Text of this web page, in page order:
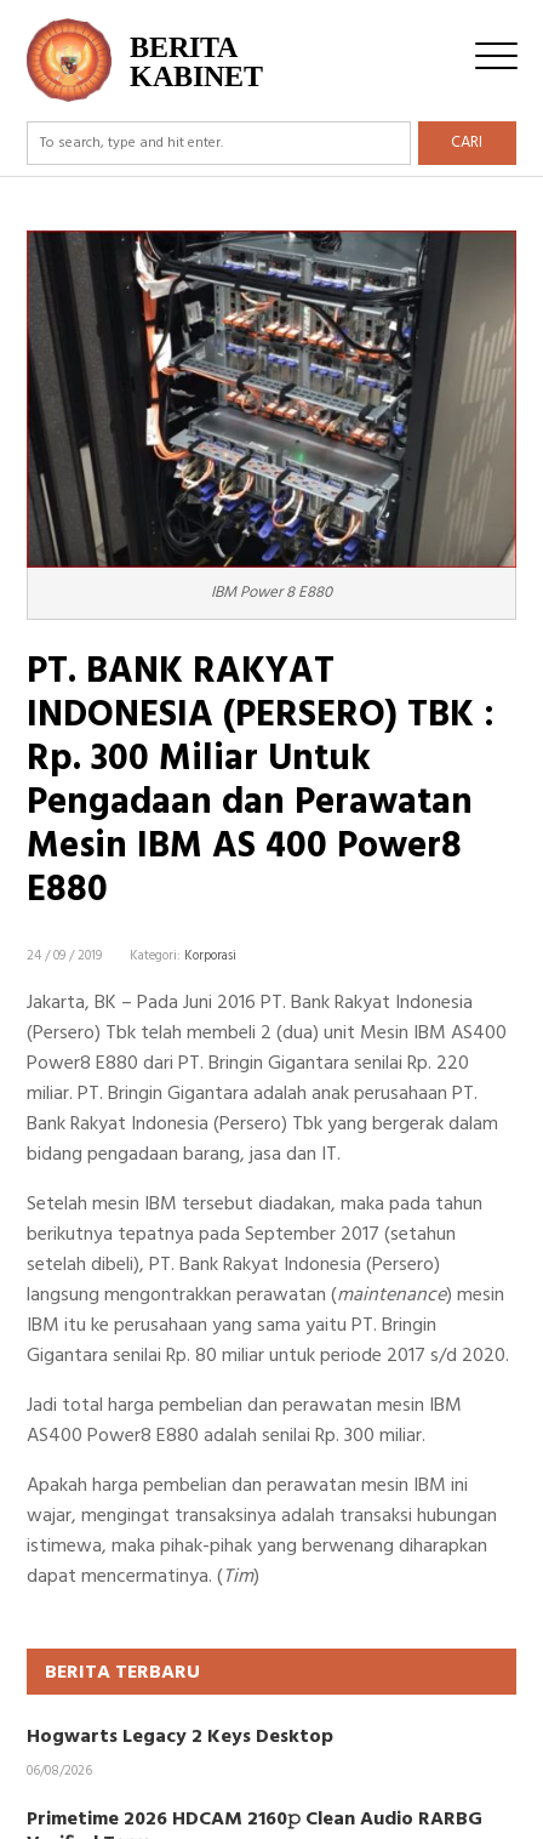
BERITA
KABINET
CARI
IBM Power 8 E880
PT. BANK RAKYAT
INDONESIA (PERSERO) TBK :
Rp. 300 Miliar Untuk
Pengadaan dan Perawatan
Mesin IBM AS 400 Power8
E880
24 / 09 / 2019 Kategori: Korporasi
Jakarta, BK – Pada Juni 2016 PT. Bank Rakyat Indonesia
(Persero) Tbk telah membeli 2 (dua) unit Mesin IBM AS400
Power8 E880 dari PT. Bringin Gigantara senilai Rp. 220
miliar. PT. Bringin Gigantara adalah anak perusahaan PT.
Bank Rakyat Indonesia (Persero) Tbk yang bergerak dalam
bidang pengadaan barang, jasa dan IT.
Setelah mesin IBM tersebut diadakan, maka pada tahun
berikutnya tepatnya pada September 2017 (setahun
setelah dibeli), PT. Bank Rakyat Indonesia (Persero)
langsung mengontrakkan perawatan (maintenance) mesin
IBM itu ke perusahaan yang sama yaitu PT. Bringin
Gigantara senilai Rp. 80 miliar untuk periode 2017 s/d 2020.
Jadi total harga pembelian dan perawatan mesin IBM
AS400 Power8 E880 adalah senilai Rp. 300 miliar.
Apakah harga pembelian dan perawatan mesin IBM ini
wajar, mengingat transaksinya adalah transaksi hubungan
istimewa, maka pihak-pihak yang berwenang diharapkan
dapat mencermatinya. (Tim)
BERITA TERBARU
Hogwarts Legacy 2 Keys Desktop
06/08/2026
Primetime 2026 HDCAM 2160𝚙 Clean Audio RARBG